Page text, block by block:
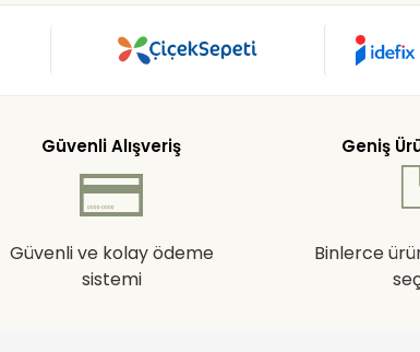
Güvenli Alışveriş
Güvenli ve kolay ödeme
sistemi
Geniş
Binlerce